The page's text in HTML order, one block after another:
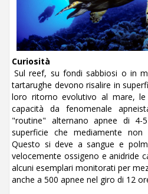
Curiosità
Sul reef, su fondi sabbiosi o in
tartarughe devono risalire in
loro ritorno evolutivo al mare,
capacità da fenomenale
"routine" alternano apnee di 4-
superficie che mediamente
Questo si deve a sangue e
velocemente ossigeno e anidride
alcuni esemplari monitorati per
anche a 500 apnee nel giro di 12